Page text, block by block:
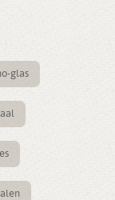
glas